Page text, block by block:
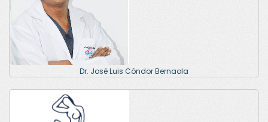
Dr. José Luis Cóndor Bernaola